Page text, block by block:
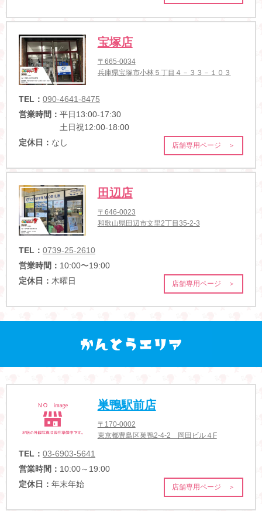
宝塚店
〒665-0034
兵庫県宝塚市小林５丁目４－３３－１０３
TEL： 090-4641-8475
営業時間： 平日13:00-17:30
土日祝12:00-18:00
定休日： なし 店舗専用ページ ＞
田辺店
〒646-0023
和歌山県田辺市文里2丁目35-2-3
TEL： 0739-25-2610
営業時間： 10:00〜19:00
定休日： 木曜日 店舗専用ページ ＞
巣鴨駅前店
〒170-0002
東京都豊島区巣鴨2-4-2 岡田ビル４F
TEL： 03-6903-5641
営業時間： 10:00～19:00
定休日： 年末年始 店舗専用ページ ＞